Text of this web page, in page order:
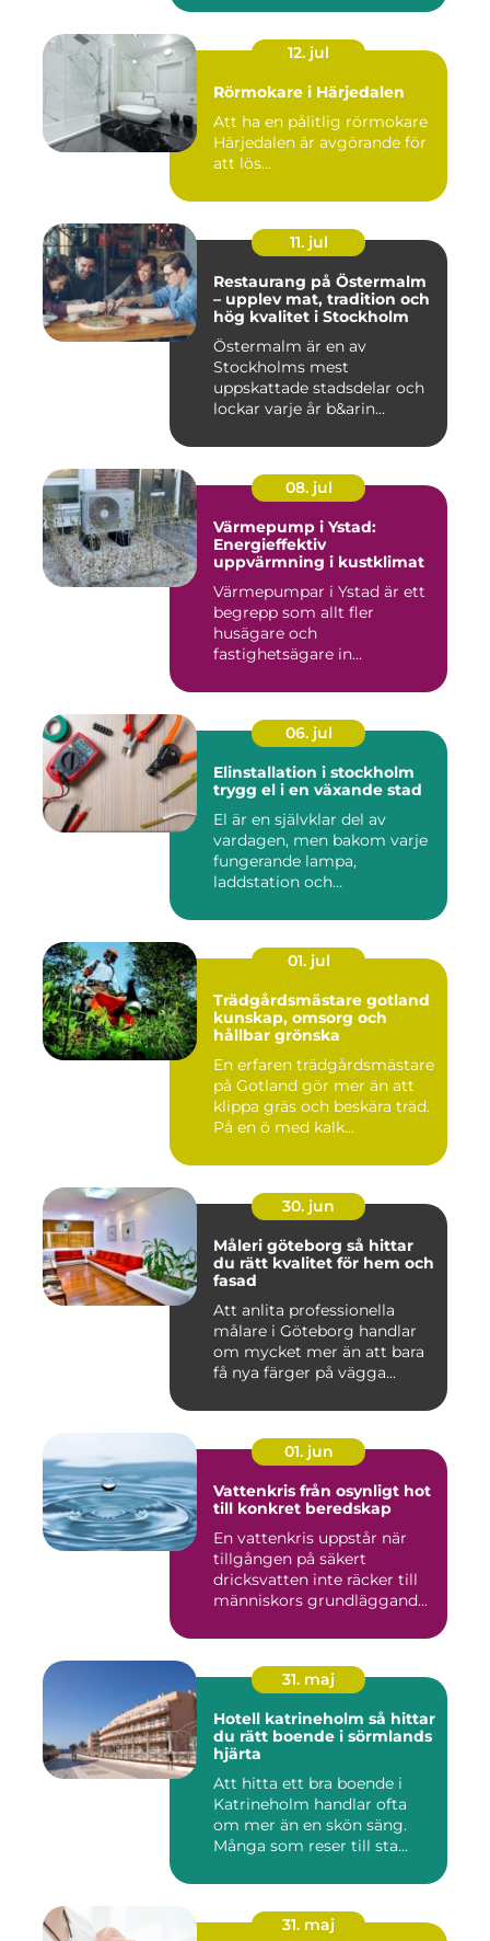
12. jul
Rörmokare i Härjedalen
Att ha en pålitlig rörmokare
Härjedalen är avgörande för
att lös...
11. jul
Restaurang på Östermalm
– upplev mat, tradition och
hög kvalitet i Stockholm
Östermalm är en av
Stockholms mest
uppskattade stadsdelar och
lockar varje år b&arin...
08. jul
Värmepump i Ystad:
Energieffektiv
uppvärmning i kustklimat
Värmepumpar i Ystad är ett
begrepp som allt fler
husägare och
fastighetsägare in...
06. jul
Elinstallation i stockholm
trygg el i en växande stad
El är en självklar del av
vardagen, men bakom varje
fungerande lampa,
laddstation och
01. jul
Trädgårdsmästare gotland
kunskap, omsorg och
hållbar grönska
En erfaren trädgårdsmästare
på Gotland gör mer än att
klippa gräs och beskära träd.
På en ö med kalk...
30. jun
Måleri göteborg så hittar
du rätt kvalitet för hem och
fasad
Att anlita professionella
målare i Göteborg handlar
om mycket mer än att bara
få nya färger på vägga...
01. jun
Vattenkris från osynligt hot
till konkret beredskap
En vattenkris uppstår när
tillgången på säkert
dricksvatten inte räcker till
människors grundläggand...
31. maj
Hotell katrineholm så hittar
du rätt boende i sörmlands
hjärta
Att hitta ett bra boende i
Katrineholm handlar ofta
om mer än en skön säng.
Många som reser till sta...
31. maj